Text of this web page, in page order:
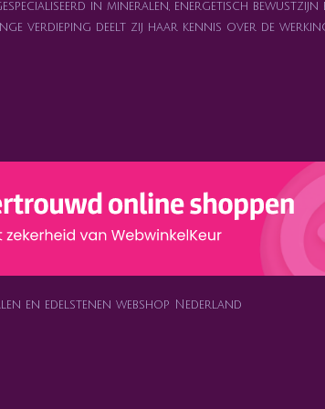
in mineralen, energetisch
verdieping deelt zij haar kennis over de
en edelstenen webshop Nederland